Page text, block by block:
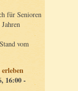
für Senioren
vom
16:00 -